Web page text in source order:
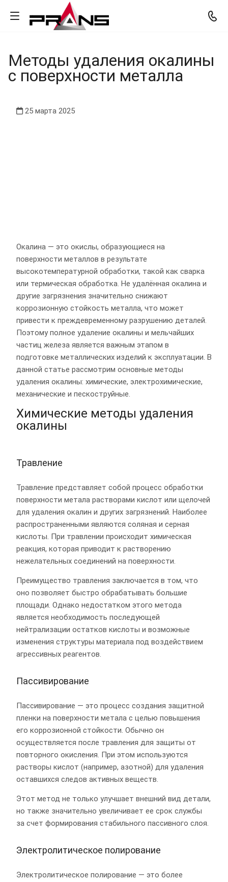
Методы удаления окалины
с поверхности металла
25 марта 2025
Окалина — это окислы, образующиеся на
поверхности металлов в результате
высокотемпературной обработки, такой как сварка
или термическая обработка. Не удалённая окалина и
другие загрязнения значительно снижают
коррозионную стойкость металла, что может
привести к преждевременному разрушению деталей.
Поэтому полное удаление окалины и мельчайших
частиц железа является важным этапом в
подготовке металлических изделий к эксплуатации. В
данной статье рассмотрим основные методы
удаления окалины: химические, электрохимические,
механические и пескоструйные.
Химические методы удаления
окалины
Травление
Травление представляет собой процесс обработки
поверхности метала растворами кислот или щелочей
для удаления окалин и других загрязнений. Наиболее
распространенными являются соляная и серная
кислоты. При травлении происходит химическая
реакция, которая приводит к растворению
нежелательных соединений на поверхности.
Преимущество травления заключается в том, что
оно позволяет быстро обрабатывать большие
площади. Однако недостатком этого метода
является необходимость последующей
нейтрализации остатков кислоты и возможные
изменения структуры материала под воздействием
агрессивных реагентов.
Пассивирование
Пассивирование — это процесс создания защитной
пленки на поверхности метала с целью повышения
его коррозионной стойкости. Обычно он
осуществляется после травления для защиты от
повторного окисления. При этом используются
растворы кислот (например, азотной) для удаления
оставшихся следов активных веществ.
Этот метод не только улучшает внешний вид детали,
но также значительно увеличивает ее срок службы
за счет формирования стабильного пассивного слоя.
Электролитическое полирование
Электролитическое полирование — это более